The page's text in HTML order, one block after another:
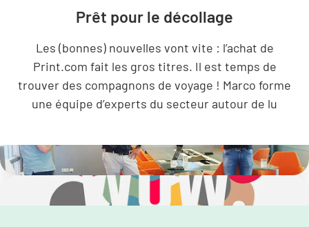
Prêt pour le décollage
Les (bonnes) nouvelles vont vite : l’achat de
Print.com fait les gros titres. Il est temps de
trouver des compagnons de voyage ! Marco forme
une équipe d’experts du secteur autour de lu